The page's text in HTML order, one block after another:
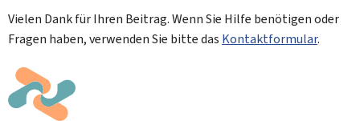
Vielen Dank für Ihren Beitrag. Wenn Sie Hilfe benötigen oder
Fragen haben, verwenden Sie bitte das Kontaktformular.